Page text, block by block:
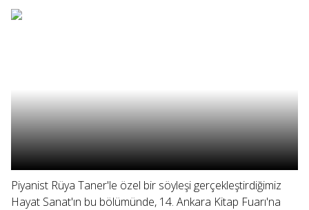
Piyanist Rüya Taner'le özel bir söyleşi gerçekleştirdiğimiz
Hayat Sanat'ın bu bölümünde, 14. Ankara Kitap Fuarı'na